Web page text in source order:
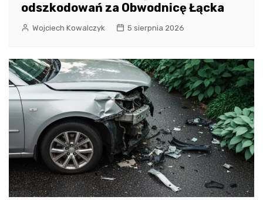
odszkodowań za Obwodnicę Łącka
Wojciech Kowalczyk 5 sierpnia 2026